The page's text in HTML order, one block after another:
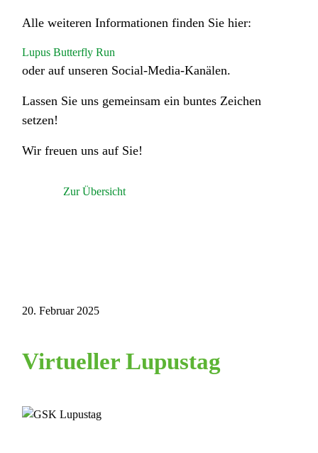
Alle weiteren Informationen finden Sie hier:
Lupus Butterfly Run
oder auf unseren Social-Media-Kanälen.
Lassen Sie uns gemeinsam ein buntes Zeichen
setzen!
Wir freuen uns auf Sie!
Zur Übersicht
20. Februar 2025
Virtueller Lupustag